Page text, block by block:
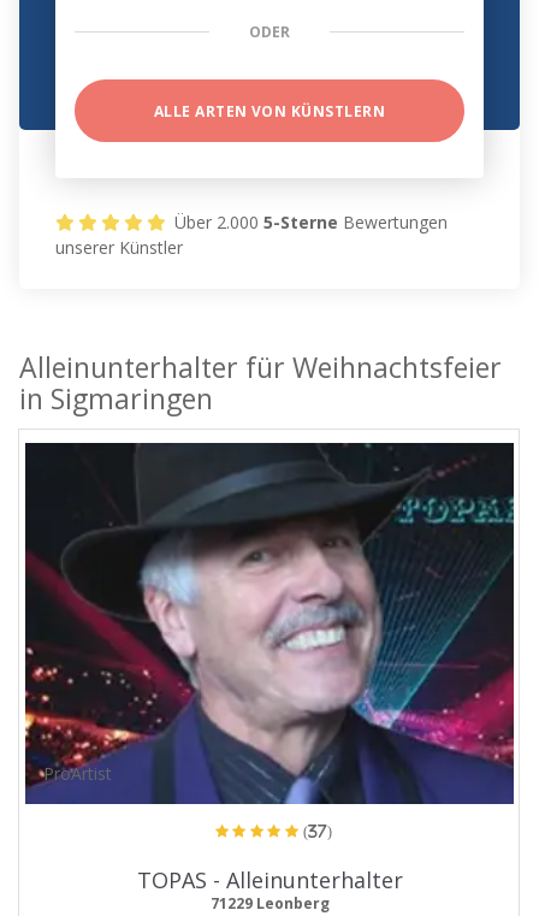
ODER
ALLE ARTEN VON KÜNSTLERN
Über 2.0005-Sterne Bewertungen
unserer Künstler
Alleinunterhalter für Weihnachtsfeier
in Sigmaringen
ProArtist
(37)
TOPAS - Alleinunterhalter
71229 Leonberg